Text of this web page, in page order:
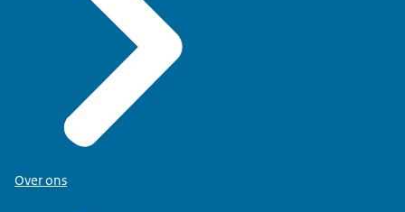
Over ons